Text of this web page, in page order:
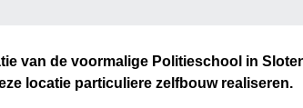
van de voormalige Politieschool in
locatie particuliere zelfbouw realiseren.